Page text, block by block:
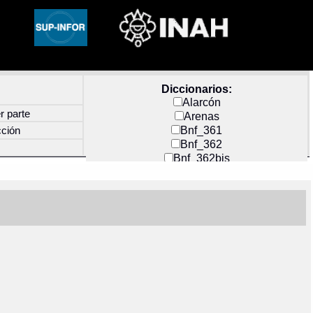
Diccionarios:
Alarcón
Arenas
Bnf_361
Bnf_362
Bnf_362bis
Docs_México
parte